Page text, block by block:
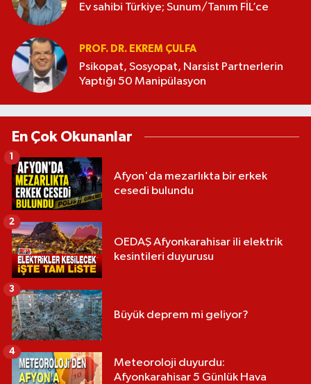
Ev sahibi Türkiye; Sunum/Tanım FİL’ce
PROF. DR. EKREM ÇULFA
Psikopat, Sosyopat, Narsist Partnerlerin
Yaptığı 50 Manipülasyon
En Çok Okunanlar
Afyon'da mezarlıkta bir erkek
cesedi bulundu
1
OEDAŞ Afyonkarahisar ili elektrik
kesintileri duyurusu
2
Büyük deprem mi geliyor?
3
Meteoroloji duyurdu:
Afyonkarahisar 5 Günlük Hava
4